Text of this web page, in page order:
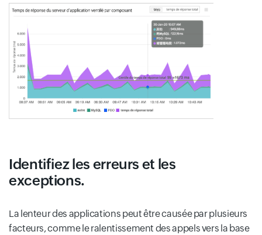
Identifiez les erreurs et les
exceptions.
La lenteur des applications peut être causée par plusieurs
facteurs, comme le ralentissement des appels vers la base